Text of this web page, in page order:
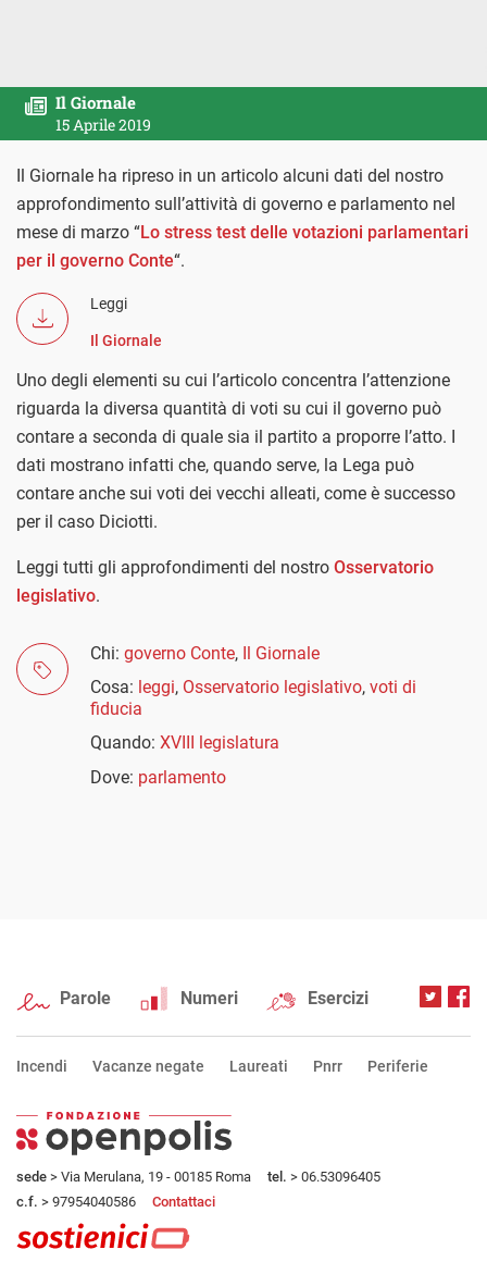
Il Giornale
15 Aprile 2019
Il Giornale ha ripreso in un articolo alcuni dati del nostro
approfondimento sull’attività di governo e parlamento nel
mese di marzo “Lo stress test delle votazioni parlamentari
per il governo Conte“.
Leggi
Il Giornale
Uno degli elementi su cui l’articolo concentra l’attenzione
riguarda la diversa quantità di voti su cui il governo può
contare a seconda di quale sia il partito a proporre l’atto. I
dati mostrano infatti che, quando serve, la Lega può
contare anche sui voti dei vecchi alleati, come è successo
per il caso Diciotti.
Leggi tutti gli approfondimenti del nostro Osservatorio
legislativo.
Chi: governo Conte, Il Giornale
Cosa: leggi, Osservatorio legislativo, voti di
fiducia
Quando: XVIII legislatura
Dove: parlamento
Parole Numeri Esercizi
Incendi Vacanze negate Laureati Pnrr Periferie
sede > Via Merulana, 19 - 00185 Roma tel. > 06.53096405
c.f. > 97954040586 Contattaci